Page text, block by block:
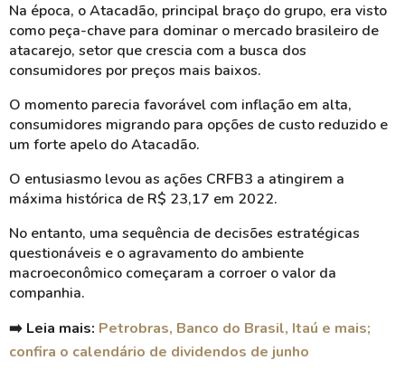
Na época, o Atacadão, principal braço do grupo, era visto
como peça-chave para dominar o mercado brasileiro de
atacarejo, setor que crescia com a busca dos
consumidores por preços mais baixos.
O momento parecia favorável com inflação em alta,
consumidores migrando para opções de custo reduzido e
um forte apelo do Atacadão.
O entusiasmo levou as ações CRFB3 a atingirem a
máxima histórica de R$ 23,17 em 2022.
No entanto, uma sequência de decisões estratégicas
questionáveis e o agravamento do ambiente
macroeconômico começaram a corroer o valor da
companhia.
➡️ Leia mais: Petrobras, Banco do Brasil, Itaú e mais;
confira o calendário de dividendos de junho